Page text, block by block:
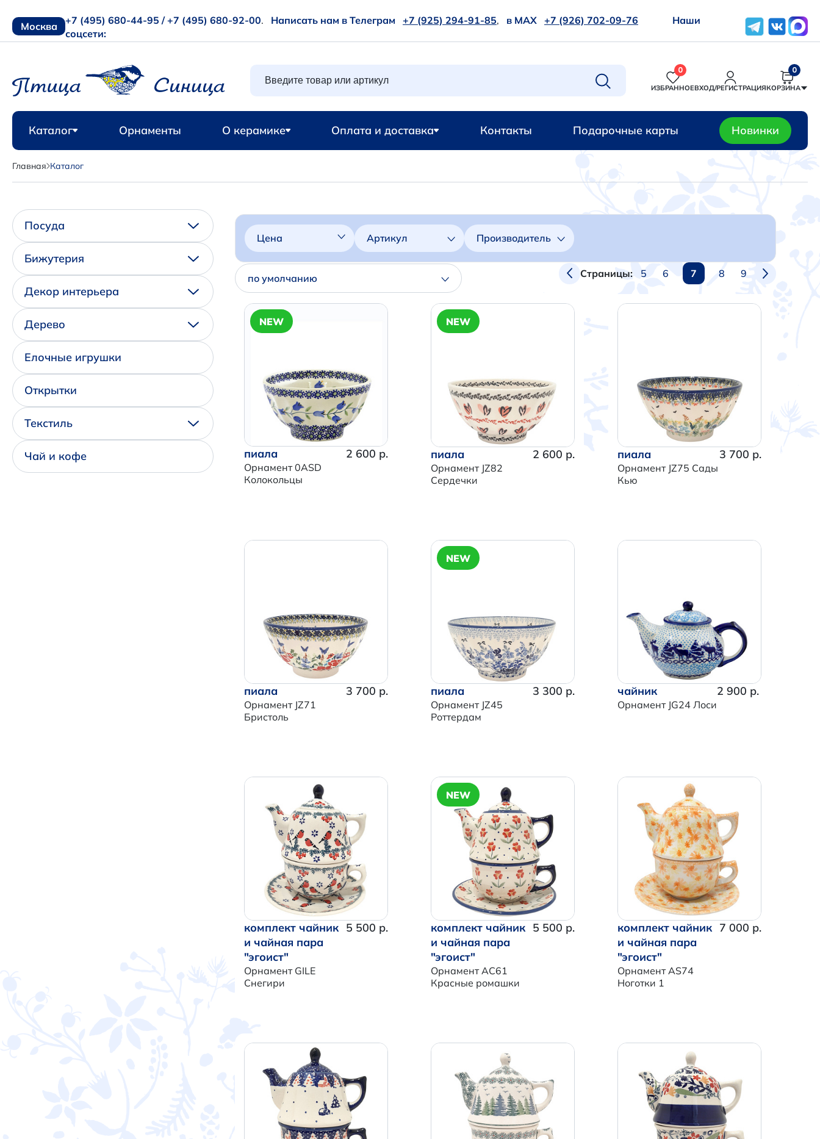
Москва +7 (495) 680-44-95 / +7 (495) 680-92-00. Написать нам в Телеграм +7 (925) 294-91-85, в MAX +7 (926) 702-09-76
Наши
соцсети:
0
ИЗБРАННОЕВХОД/РЕГИСТРАЦИЯ
0
КОРЗИНА
Итого:
0 р.
Продолжить покупки
Перейти в корзину
Каталог Орнаменты О керамике Оплата и доставка Контакты Подарочные карты Новинки
Главная Каталог
Посуда
Бижутерия
Декор интерьера
Дерево
Елочные игрушки
Открытки
Текстиль
Чай и кофе
Цена Артикул Производитель
по умолчанию Страницы: 5 6 7 8 9
NEW
пиала
Орнамент 0ASD
Колокольцы
2 600 р.
NEW
пиала
Орнамент JZ82
Сердечки
2 600 р. пиала
Орнамент JZ75 Сады
Кью
3 700 р.
пиала
Орнамент JZ71
Бристоль
3 700 р.
NEW
пиала
Орнамент JZ45
Роттердам
3 300 р. чайник
Орнамент JG24 Лоси
2 900 р.
комплект чайник
и чайная пара
"эгоист"
Орнамент GILE
Снегири
5 500 р.
NEW
комплект чайник
и чайная пара
"эгоист"
Орнамент AC61
Красные ромашки
5 500 р.
комплект чайник
и чайная пара
"эгоист"
Орнамент AS74
Ноготки 1
7 000 р.